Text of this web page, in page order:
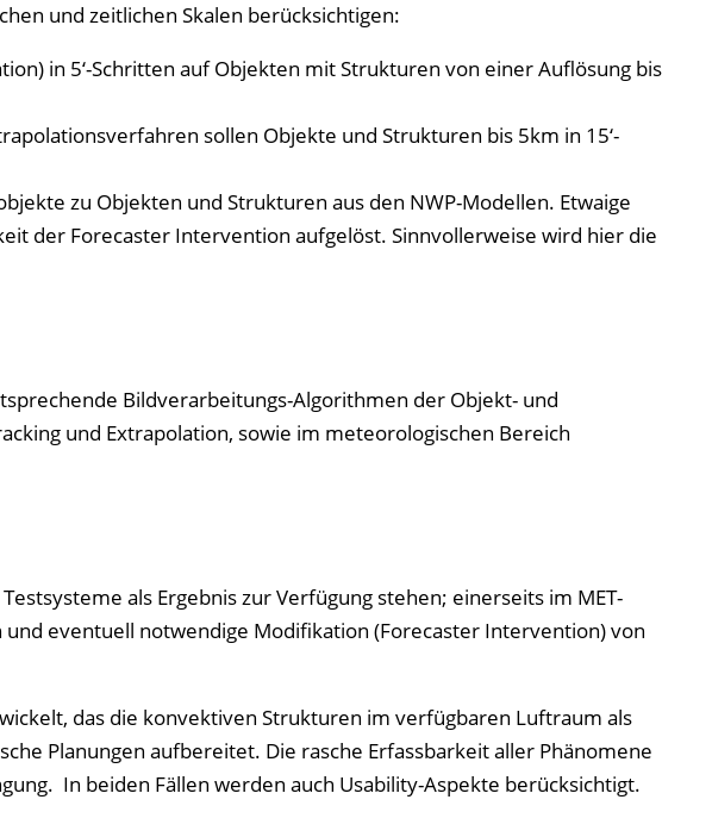
und zeitlichen Skalen berücksichtigen:
in 5‘-Schritten auf Objekten mit Strukturen von einer Auflösung bis
sollen Objekte und Strukturen bis 5km in 15‘-
zu Objekten und Strukturen aus den NWP-Modellen. Etwaige
der Forecaster Intervention aufgelöst. Sinnvollerweise wird hier die
Bildverarbeitungs-Algorithmen der Objekt- und
und Extrapolation, sowie im meteorologischen Bereich
als Ergebnis zur Verfügung stehen; einerseits im MET-
eventuell notwendige Modifikation (Forecaster Intervention) von
das die konvektiven Strukturen im verfügbaren Luftraum als
Planungen aufbereitet. Die rasche Erfassbarkeit aller Phänomene
In beiden Fällen werden auch Usability-Aspekte berücksichtigt.